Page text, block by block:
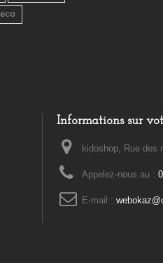
Informations sur
kidoshop, Rue des
Appelez-nous au :
E-mail :